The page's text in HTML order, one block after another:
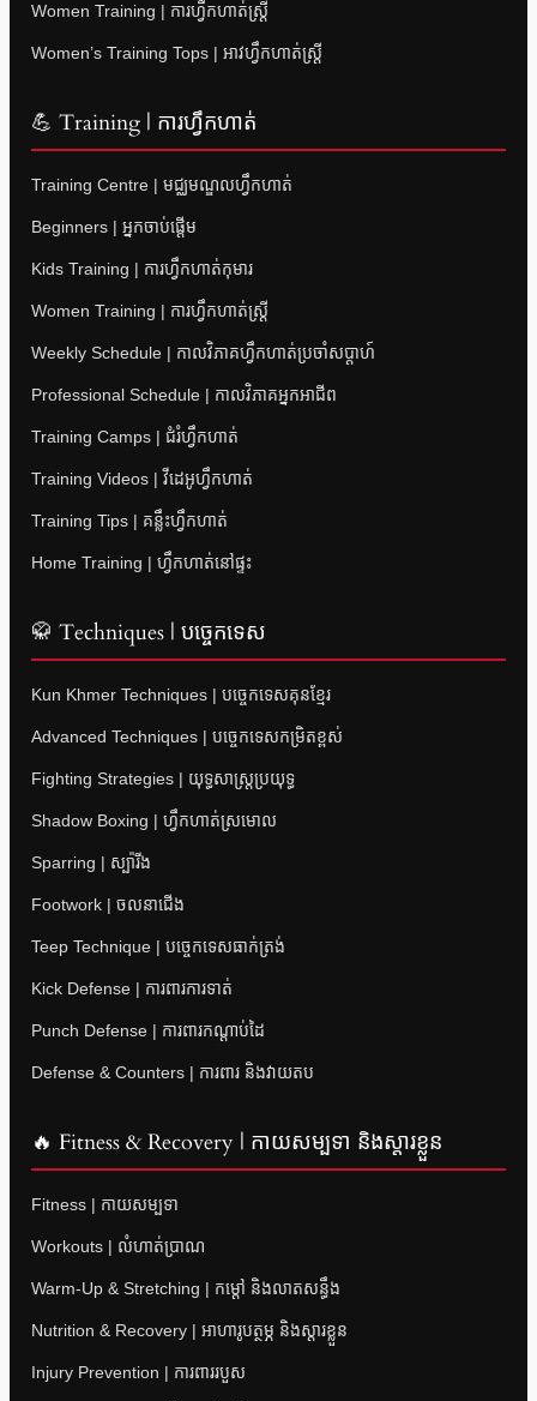
Women Training | ការហ្វឹកហាត់ស្ត្រី
Women’s Training Tops | អាវហ្វឹកហាត់ស្ត្រី
💪 Training | ការហ្វឹកហាត់
Training Centre | មជ្ឈមណ្ឌលហ្វឹកហាត់
Beginners | អ្នកចាប់ផ្តើម
Kids Training | ការហ្វឹកហាត់កុមារ
Women Training | ការហ្វឹកហាត់ស្ត្រី
Weekly Schedule | កាលវិភាគហ្វឹកហាត់ប្រចាំសប្តាហ៍
Professional Schedule | កាលវិភាគអ្នកអាជីព
Training Camps | ជំរំហ្វឹកហាត់
Training Videos | វីដេអូហ្វឹកហាត់
Training Tips | គន្លឹះហ្វឹកហាត់
Home Training | ហ្វឹកហាត់នៅផ្ទះ
🥋 Techniques | បច្ចេកទេស
Kun Khmer Techniques | បច្ចេកទេសគុនខ្មែរ
Advanced Techniques | បច្ចេកទេសកម្រិតខ្ពស់
Fighting Strategies | យុទ្ធសាស្ត្រប្រយុទ្ធ
Shadow Boxing | ហ្វឹកហាត់ស្រមោល
Sparring | ស្ប៉ារីង
Footwork | ចលនាជើង
Teep Technique | បច្ចេកទេសធាក់ត្រង់
Kick Defense | ការពារការទាត់
Punch Defense | ការពារកណ្តាប់ដៃ
Defense & Counters | ការពារ និងវាយតប
🔥 Fitness & Recovery | កាយសម្បទា និងស្តារខ្លួន
Fitness | កាយសម្បទា
Workouts | លំហាត់ប្រាណ
Warm-Up & Stretching | កម្តៅ និងលាតសន្ធឹង
Nutrition & Recovery | អាហារូបត្ថម្ភ និងស្តារខ្លួន
Injury Prevention | ការពាររបួស